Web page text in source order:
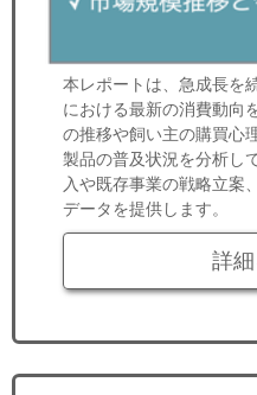
本レポートは、急成長を
における最新の消費動向
の推移や飼い主の購買心
製品の普及状況を分析し
入や既存事業の戦略立案
データを提供します。
詳